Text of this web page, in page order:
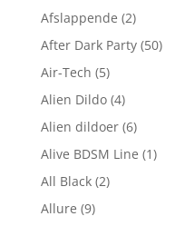
Afslappende (2)
After Dark Party (50)
Air-Tech (5)
Alien Dildo (4)
Alien dildoer (6)
Alive BDSM Line (1)
All Black (2)
Allure (9)